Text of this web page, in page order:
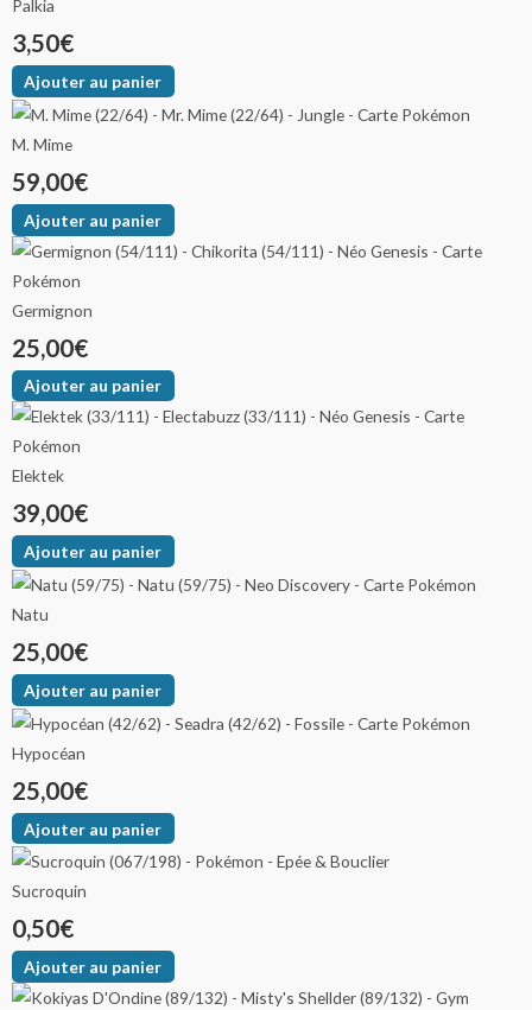
Palkia
3,50€
Ajouter au panier
M. Mime
59,00€
Ajouter au panier
Germignon
25,00€
Ajouter au panier
Elektek
39,00€
Ajouter au panier
Natu
25,00€
Ajouter au panier
Hypocéan
25,00€
Ajouter au panier
Sucroquin
0,50€
Ajouter au panier